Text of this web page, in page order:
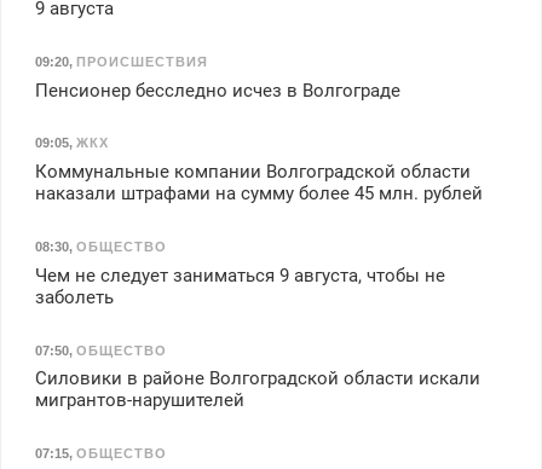
9 августа
09:20, ПРОИСШЕСТВИЯ
Пенсионер бесследно исчез в Волгограде
09:05, ЖКХ
Коммунальные компании Волгоградской области
наказали штрафами на сумму более 45 млн. рублей
08:30, ОБЩЕСТВО
Чем не следует заниматься 9 августа, чтобы не
заболеть
07:50, ОБЩЕСТВО
Силовики в районе Волгоградской области искали
мигрантов-нарушителей
07:15, ОБЩЕСТВО